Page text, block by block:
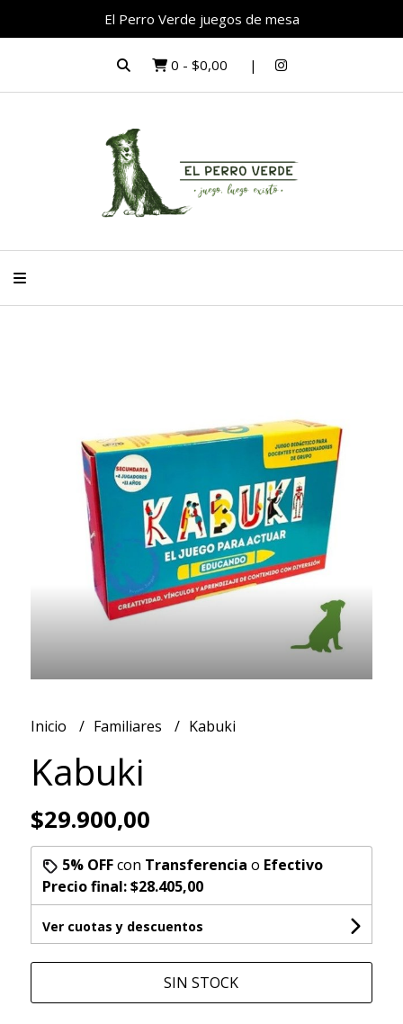
El Perro Verde juegos de mesa
0 - $0,00
Inicio Familiares Kabuki
Kabuki
$29.900,00
5% OFFcon Transferencia o Efectivo
Precio final:$28.405,00
Ver cuotas y descuentos
SIN STOCK